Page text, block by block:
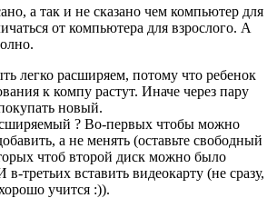
а так и не сказано чем компьютер для
от компьютера для взрослого. А
легко расширяем, потому что ребенок
к компу растут. Иначе через пару
новый.
? Во-первых чтобы можно
а не менять (оставьте свободный
чтоб второй диск можно было
третьих вставить видеокарту (не сразу,
учится :)).